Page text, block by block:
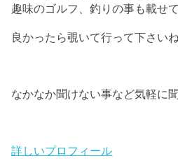
趣味のゴルフ、釣りの事も載せて
良かったら覗いて行って下さいね
なかなか聞けない事など気軽に
詳しいプロフィール